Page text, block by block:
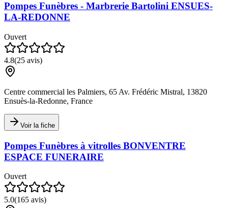
Pompes Funèbres - Marbrerie Bartolini ENSUES-
LA-REDONNE
Ouvert
4.8(25 avis)
Centre commercial les Palmiers, 65 Av. Frédéric Mistral, 13820
Ensuès-la-Redonne, France
Voir la fiche
Pompes Funèbres à vitrolles BONVENTRE
ESPACE FUNERAIRE
Ouvert
5.0(165 avis)